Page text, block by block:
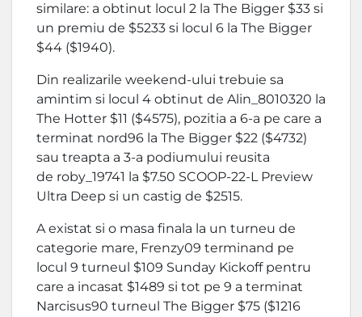
similare: a obtinut locul 2 la The Bigger $33 si
un premiu de $5233 si locul 6 la The Bigger
$44 ($1940).
Din realizarile weekend-ului trebuie sa
amintim si locul 4 obtinut de Alin_8010320 la
The Hotter $11 ($4575), pozitia a 6-a pe care a
terminat nord96 la The Bigger $22 ($4732)
sau treapta a 3-a podiumului reusita
de roby_19741 la $7.50 SCOOP-22-L Preview
Ultra Deep si un castig de $2515.
A existat si o masa finala la un turneu de
categorie mare, Frenzy09 terminand pe
locul 9 turneul $109 Sunday Kickoff pentru
care a incasat $1489 si tot pe 9 a terminat
Narcisus90 turneul The Bigger $75 ($1216